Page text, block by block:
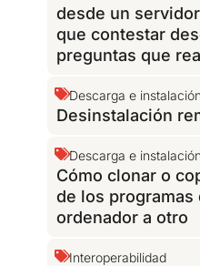
desde un
que contestar
preguntas que
Descarga e instalación
Desinstalación
Descarga e instalación
Cómo clonar o
de los programas
ordenador a otro
Interoperabilidad